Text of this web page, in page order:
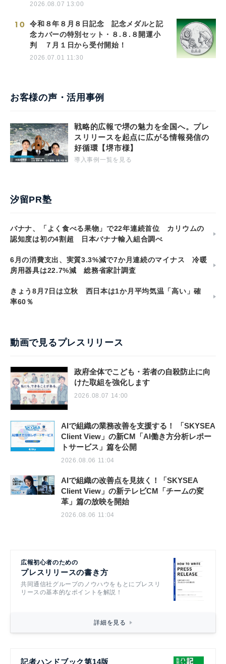
2026.08.07 13:00
10
令和８年８月８日記念 記念メダルと記
念カバーの特別セット・８.８.８開運小
判 ７月１日から受付開始！
2026.07.01 11:30
お客様の声・活用事例
戦略的広報で堺の魅力を全国へ。プレ
スリリースを起点に広がる情報発信の
好循環【堺市様】
導入事例一覧を見る
汐留PR塾
バナナ、「よく食べる果物」で22年連続首位 カリウムの
認知度は初の4割超 日本バナナ輸入組合調べ
6月の消費支出、実質3.3%減で7か月連続のマイナス 冷暖
房用器具は22.7%減 総務省家計調査
きょう8月7日は立秋 西日本は1か月平均気温「高い」確
率60％
動画で見るプレスリリース
政府全体でこども・若者の自殺防止に向
けた取組を強化します
2026.08.07 14:00
AIで組織の業務改善を支援する！ 「SKYSEA
Client View」の新CM「AI働き方分析レポー
トサービス」篇を公開
2026.08.06 11:04
AIで組織の改善点を見抜く！「SKYSEA
Client View」の新テレビCM「チームの変
革」篇の放映を開始
2026.08.06 11:04
広報初心者のための
プレスリリースの書き方
共同通信社グループのノウハウをもとにプレスリ
リースの基本的なポイントを解説！
詳細を見る
記者ハンドブック第14版